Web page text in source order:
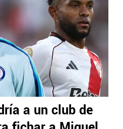
a un club de